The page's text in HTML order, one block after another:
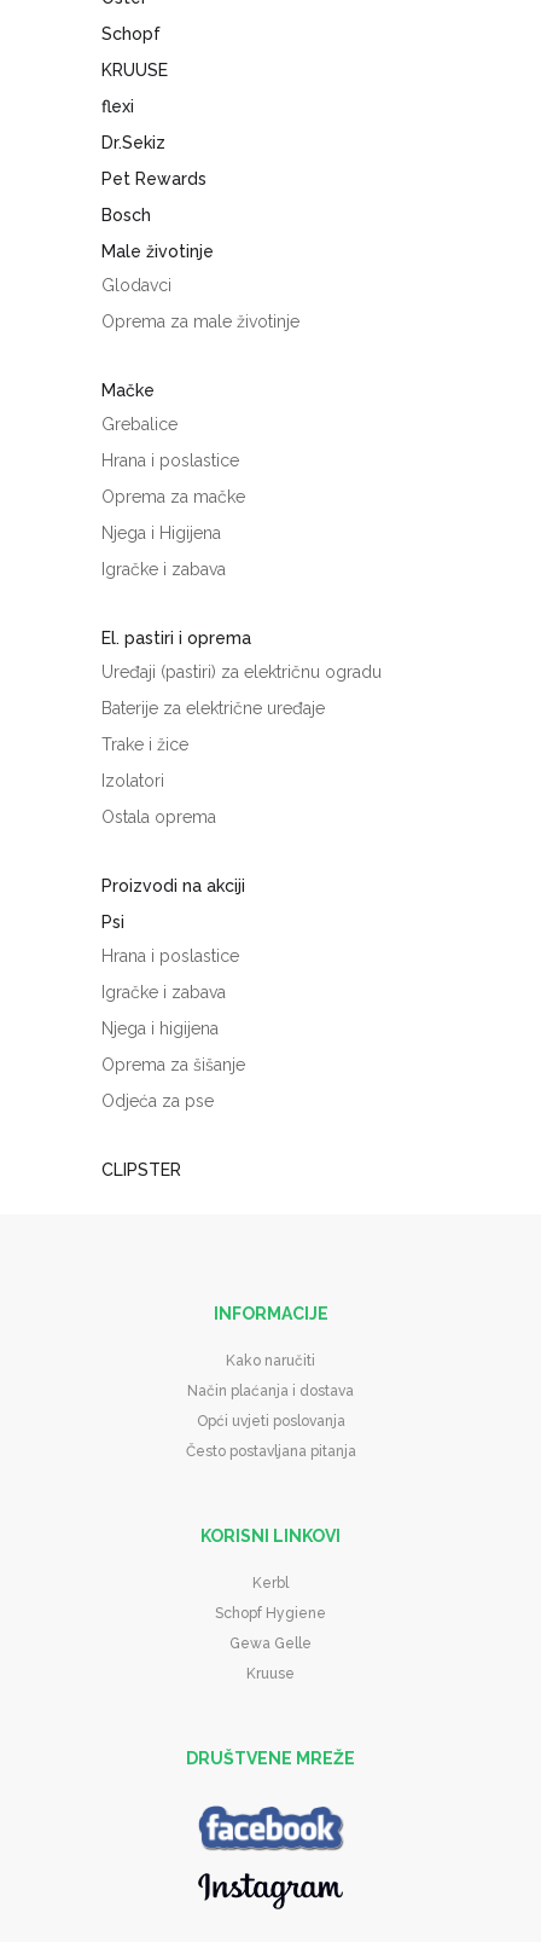
Schopf
KRUUSE
flexi
Dr.Sekiz
Pet Rewards
Bosch
Male životinje
Glodavci
Oprema za male životinje
Mačke
Grebalice
Hrana i poslastice
Oprema za mačke
Njega i Higijena
Igračke i zabava
El. pastiri i oprema
Uređaji (pastiri) za električnu ogradu
Baterije za električne uređaje
Trake i žice
Izolatori
Ostala oprema
Proizvodi na akciji
Psi
Hrana i poslastice
Igračke i zabava
Njega i higijena
Oprema za šišanje
Odjeća za pse
CLIPSTER
INFORMACIJE
Kako naručiti
Način plaćanja i dostava
Opći uvjeti poslovanja
Često postavljana pitanja
KORISNI LINKOVI
Kerbl
Schopf Hygiene
Gewa Gelle
Kruuse
DRUŠTVENE MREŽE